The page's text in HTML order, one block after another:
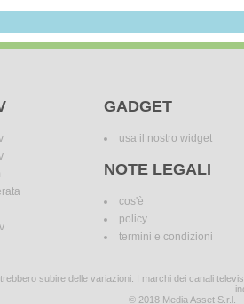
GADGET
usa il nostro widget
NOTE LEGALI
cos'è
policy
termini e condizioni
subire delle variazioni. I marchi dei canali
© 2018 Media Asset S.r.l.